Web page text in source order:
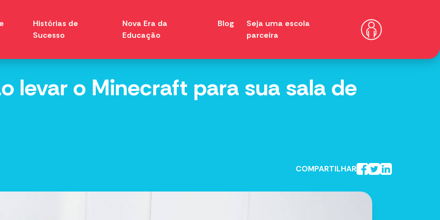
Histórias de
Sucesso
Nova Era da
Educação
Blog
Seja uma escola
parceira
levar o Minecraft para sua sala de
COMPARTILHAR